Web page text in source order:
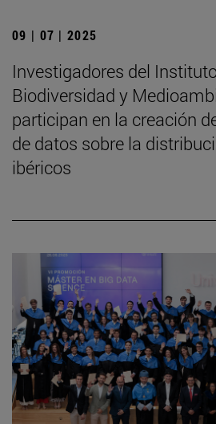
09 | 07 | 2025
Investigadores del
Biodiversidad y
participan en la creación
de datos sobre la
ibéricos